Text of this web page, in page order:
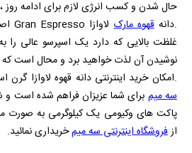
حال شدن و کسب انرژی لازم برای ادامه
.دانهقهوه مارکلاوازا Gran Espresso
غلظت بالایی که دارد یک اسپرسو عالی را
نوشیدن آن لذت خواهید برد و محال است
.امکان خرید اینترنتی دانه قهوه لاوازا
سه میم برای شما عزیزان فراهم شده است و
پاکت های وکیومی یک کیلوگرمی به صورت
ازفروشگاه اینترنتی سه میمخریداری نمائید.